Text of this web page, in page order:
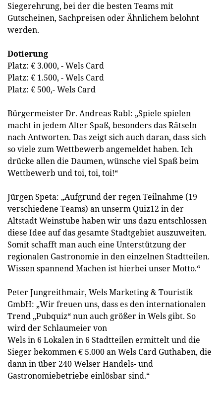
Siegerehrung, bei der die besten Teams mit
Gutscheinen, Sachpreisen oder Ähnlichem belohnt
werden.
Dotierung
Platz: € 3.000, - Wels Card
Platz: € 1.500, - Wels Card
Platz: € 500,- Wels Card
Bürgermeister Dr. Andreas Rabl: „Spiele spielen
macht in jedem Alter Spaß, besonders das Rätseln
nach Antworten. Das zeigt sich auch daran, dass sich
so viele zum Wettbewerb angemeldet haben. Ich
drücke allen die Daumen, wünsche viel Spaß beim
Wettbewerb und toi, toi, toi!“
Jürgen Speta: „Aufgrund der regen Teilnahme (19
verschiedene Teams) an unserm Quiz12 in der
Altstadt Weinstube haben wir uns dazu entschlossen
diese Idee auf das gesamte Stadtgebiet auszuweiten.
Somit schafft man auch eine Unterstützung der
regionalen Gastronomie in den einzelnen Stadtteilen.
Wissen spannend Machen ist hierbei unser Motto.“
Peter Jungreithmair, Wels Marketing & Touristik
GmbH: „Wir freuen uns, dass es den internationalen
Trend „Pubquiz“ nun auch größer in Wels gibt. So
wird der Schlaumeier von
Wels in 6 Lokalen in 6 Stadtteilen ermittelt und die
Sieger bekommen € 5.000 an Wels Card Guthaben, die
dann in über 240 Welser Handels- und
Gastronomiebetriebe einlösbar sind.“